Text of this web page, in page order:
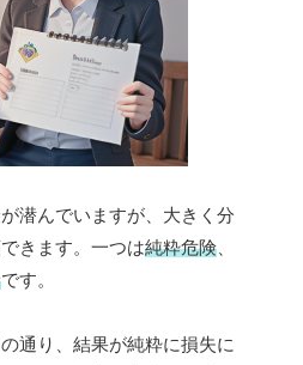
潜んでいますが、大きく分
きます。一つは純粋危険
です。
通り、結果が純粋に損失に